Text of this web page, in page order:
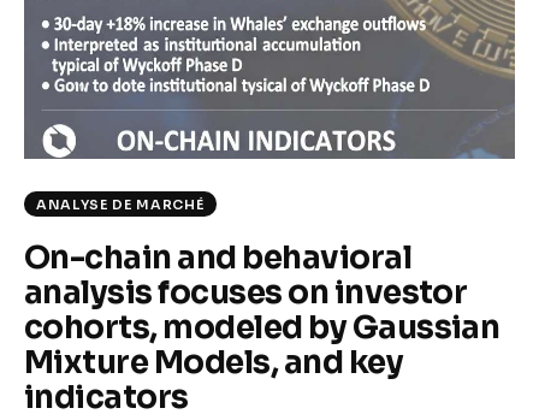
Climate
Markets
Tech
Reports
Shop
ANALYSE DE MARCHÉ
On-chain and behavioral
analysis focuses on investor
cohorts, modeled by Gaussian
Mixture Models, and key
indicators